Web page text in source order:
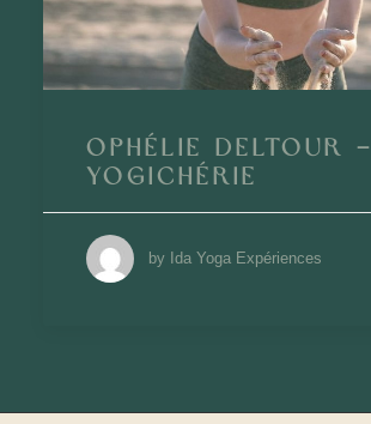
Ophélie Deltour –
YogiChérie
by Ida Yoga Expériences